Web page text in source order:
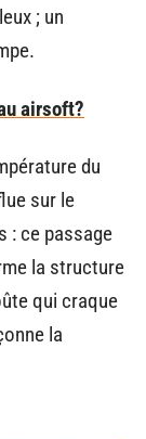
; un
airsoft?
du
sur le
: ce passage
la structure
qui craque
la